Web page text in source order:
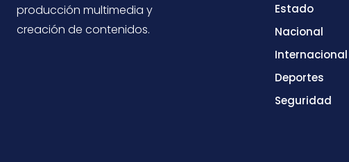
producción multimedia y
creación de contenidos.
Estado
Nacional
Internacional
Deportes
Seguridad